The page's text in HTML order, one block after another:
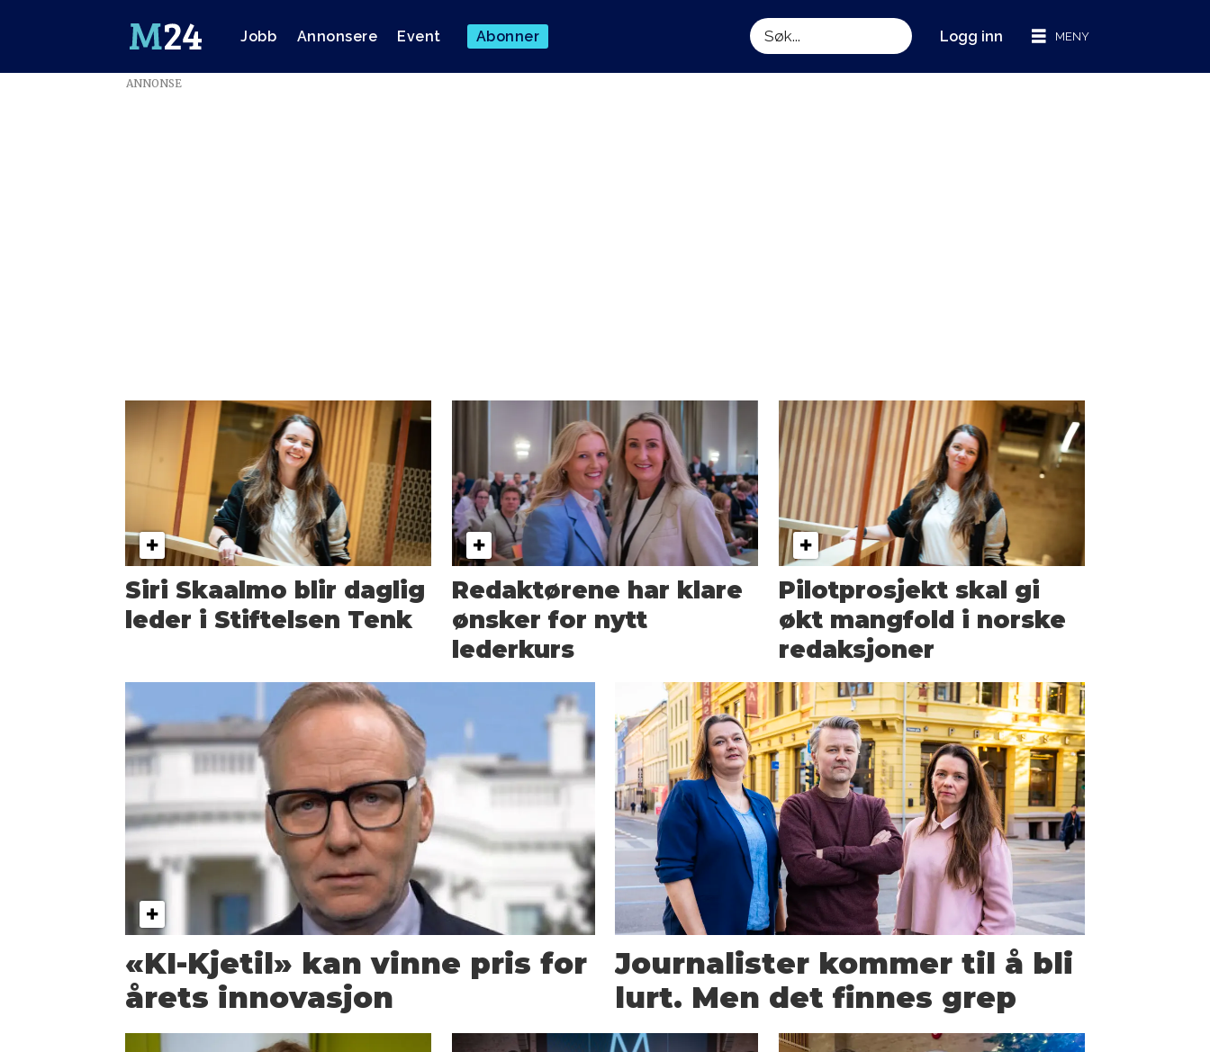
Jobb Annonsere Event Abonner
Søk
Logg inn
Emne:ANNONSE
Siri Skaalmo blir daglig
leder i Stiftelsen Tenk
Redaktørene har klare
ønsker for nytt
lederkurs
Pilotprosjekt skal gi
økt mangfold i norske
redaksjoner
«KI-Kjetil» kan vinne pris for
årets innovasjon
Journalister kommer til å bli
lurt. Men det finnes grep